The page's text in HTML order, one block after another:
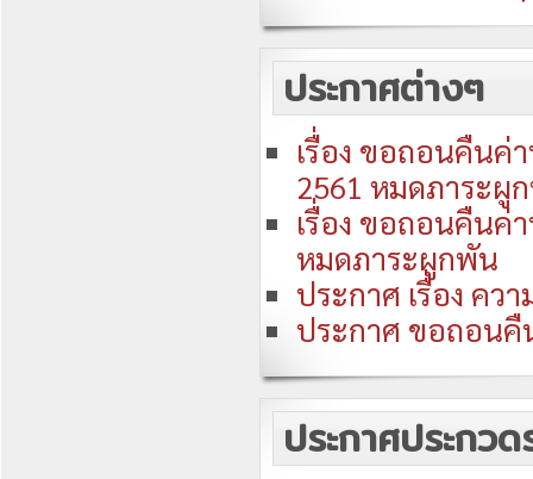
ประกาศต่างๆ
เรื่อง ขอถอนคืนค่
2561 หมดภาระผู
เรื่อง ขอถอนคืนค่
หมดภาระผูกพัน
ประกาศ เรื่อง คว
ประกาศ ขอถอนคื
ประกาศประกว